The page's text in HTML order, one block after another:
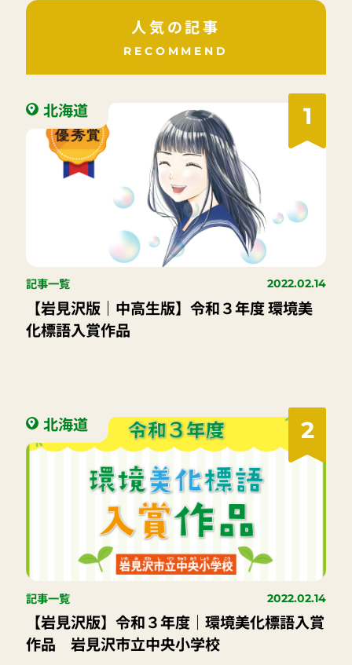
人気の記事
RECOMMEND
1
北海道
記事一覧 2022.02.14
【岩見沢版｜中高生版】令和３年度 環境美
化標語入賞作品
2
北海道
記事一覧 2022.02.14
【岩見沢版】令和３年度｜環境美化標語入賞
作品 岩見沢市立中央小学校